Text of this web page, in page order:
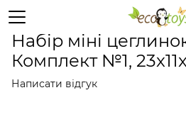
Керамічні конструктори
Набір міні
Комплект №1,
Написати відгук